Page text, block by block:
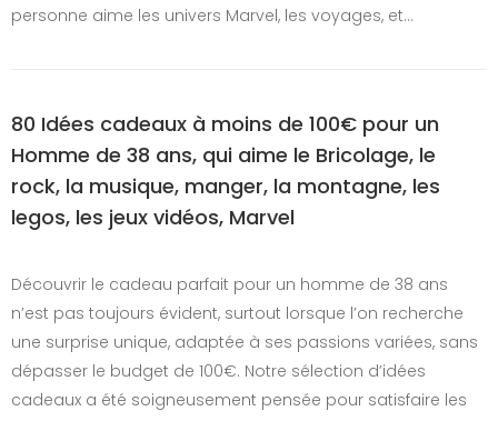
personne aime les univers Marvel, les voyages, et…
80 Idées cadeaux à moins de 100€ pour un
Homme de 38 ans, qui aime le Bricolage, le
rock, la musique, manger, la montagne, les
legos, les jeux vidéos, Marvel
Découvrir le cadeau parfait pour un homme de 38 ans
n’est pas toujours évident, surtout lorsque l’on recherche
une surprise unique, adaptée à ses passions variées, sans
dépasser le budget de 100€. Notre sélection d’idées
cadeaux a été soigneusement pensée pour satisfaire les